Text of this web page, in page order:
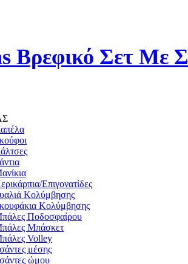
Βρεφικό Σετ Με
Επιγονατίδες
Κολύμβησης
Κολύμβησης
Ποδοσφαίρου
Μπάσκετ
Volley
μέσης
ώμου